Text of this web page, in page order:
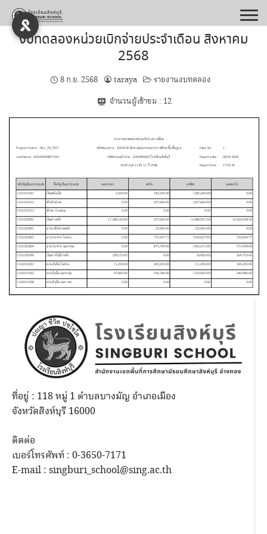
Skip
to
contentงบทดลองหน่วยเบิกจ่ายประจำเดือน สิงหาคม
2568
8 ก.ย. 2568 taraya
รายงานงบทดลอง
จำนวนผู้เข้าชม : 12
ที่อยู่ : 118 หมู่ 1 ตำบลบางมัญ อำเภอเมือง
จังหวัดสิงห์บุรี 16000
ติดต่อ
เบอร์โทรศัพท์ : 0-3650-7171
E-mail : singburi_school@sing.ac.th